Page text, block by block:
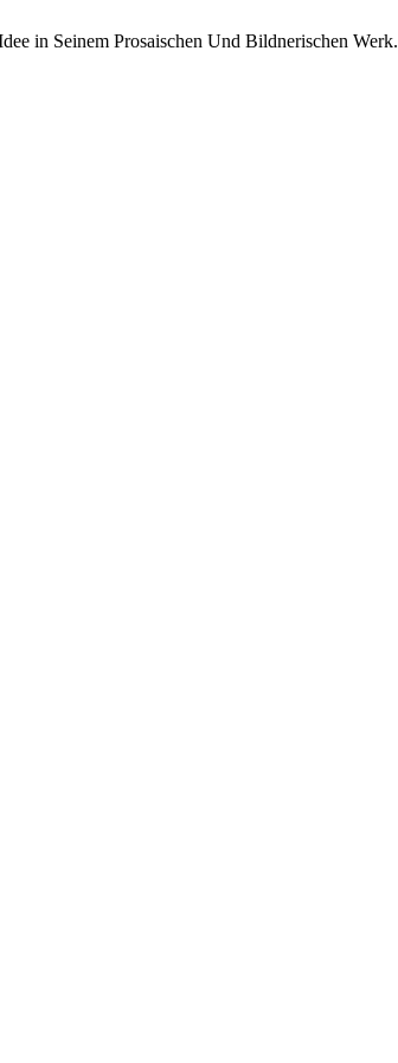
in Seinem Prosaischen Und Bildnerischen Werk.